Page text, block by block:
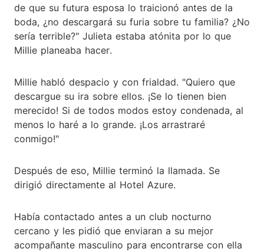
de que su futura esposa lo traicionó antes de la
boda, ¿no descargará su furia sobre tu familia? ¿No
sería terrible?" Julieta estaba atónita por lo que
Millie planeaba hacer.
Millie habló despacio y con frialdad. "Quiero que
descargue su ira sobre ellos. ¡Se lo tienen bien
merecido! Si de todos modos estoy condenada, al
menos lo haré a lo grande. ¡Los arrastraré
conmigo!"
Después de eso, Millie terminó la llamada. Se
dirigió directamente al Hotel Azure.
Había contactado antes a un club nocturno
cercano y les pidió que enviaran a su mejor
acompañante masculino para encontrarse con ella